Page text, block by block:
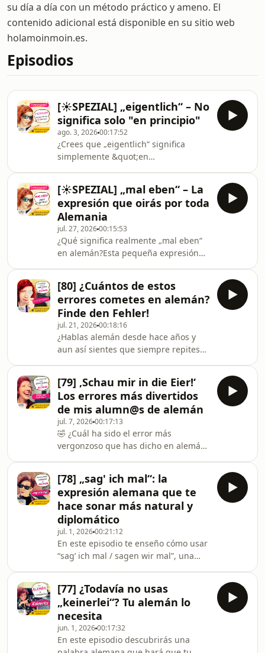
su día a día con un método práctico y ameno. El
contenido adicional está disponible en su sitio web
holamoinmoin.es.
Episodios
[☀️SPEZIAL] „eigentlich“ – No
significa solo "en principio"
ago. 3, 202600:17:52
¿Crees que „eigentlich“ significa
simplemente &quot;en
tiene un uso mucho más natural que
la mayoría de estudiantes de alemán
no conoce. En este episodio
aprenderás cómo la utilizan
realmente los alemanes en las
conversaciones del día a día y cómo
puedes empezar a usarla tú también
para que tu alemán suene mucho
más auténtico.Los g
[☀️SPEZIAL] „mal eben“ – La
expresión que oirás por toda
Alemania
jul. 27, 202600:15:53
¿Qué significa realmente „mal eben“
en alemán?Esta pequeña expresión
Alemania. La escucharás
constantemente… pero ¿sabes
exactamente cuándo usarla y qué
matiz tiene?En este vídeo descubrirás
cómo usan los alemanes „mal eben“
en la vida real y aprenderás una
expresión más para sonar mucho más
natural al hablar alemán.🚀 Trabaja
conmigo y apún
[80] ¿Cuántos de estos
errores cometes en alemán?
Finde den Fehler!
jul. 21, 202600:18:16
¿Hablas alemán desde hace años y
aun así sientes que siempre repites
Fehler&quot;. Te leeré 10 frases con
errores muy típicos que escucho una
y otra vez, incluso en estudiantes con
un nivel B2 o C1.¿Serás capaz de
encontrarlos todos?🎧 Practicarás
gramática, mejorarás tu alemán y
descubrirás pequeños errores que
hacen que tu alemán todav
[79] ‚Schau mir in die Eier!‘
Los errores más divertidos
de mis alumn@s de alemán
jul. 7, 202600:17:13
🤣 ¿Cuál ha sido el error más
vergonzoso que has dicho en alemán?
comparto algunas de las meteduras
de pata más divertidas de mis
alumnos. Esos errores que, en el
momento, dan muchísima
vergüenza... pero que después hacen
reír a todo el mundo.Solo una pista:👀
„Schau mir in die Eier!“🍷 Y alguien
pidió un „Beinöffner“...Y, por supuest
[78] „sag' ich mal“: la
expresión alemana que te
hace sonar más natural y
diplomático
jul. 1, 202600:21:12
En este episodio te enseño cómo usar
“sag’ ich mal / sagen wir mal”, una
más natural, flexible y diplomático.
Aprenderás cómo suavizar tus
opiniones y comunicarte de forma
más auténtica en conversaciones
reales, con ejemplos claros para que
[77] ¿Todavía no usas
„keinerlei“? Tu alemán lo
necesita
jun. 1, 202600:17:32
En este episodio descubrirás una